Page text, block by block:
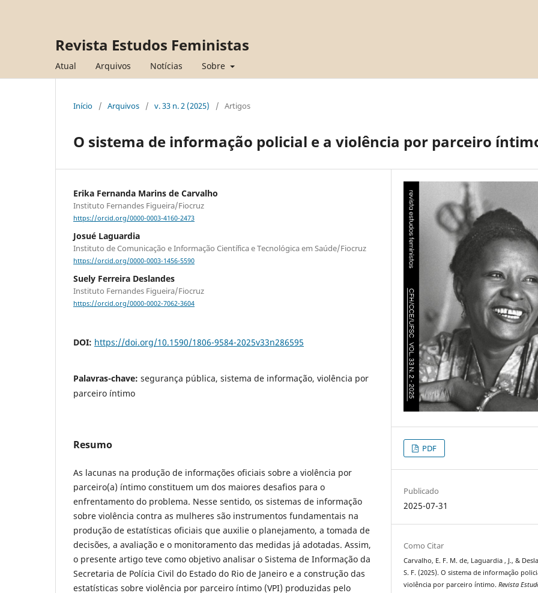
Revista Estudos Feministas
Atual Arquivos Notícias Sobre
Início / Arquivos / v. 33 n. 2 (2025) / Artigos
O sistema de informação policial e a violência por parceiro
Erika Fernanda Marins de Carvalho
Instituto Fernandes Figueira/Fiocruz
https://orcid.org/0000-0003-4160-2473
Josué Laguardia
Instituto de Comunicação e Informação Científica e Tecnológica em Saúde/Fiocruz
https://orcid.org/0000-0003-1456-5590
Suely Ferreira Deslandes
Instituto Fernandes Figueira/Fiocruz
https://orcid.org/0000-0002-7062-3604
DOI: https://doi.org/10.1590/1806-9584-2025v33n286595
Palavras-chave: segurança pública, sistema de informação, violência por
parceiro íntimo
Resumo
As lacunas na produção de informações oficiais sobre a violência por
parceiro(a) íntimo constituem um dos maiores desafios para o
enfrentamento do problema. Nesse sentido, os sistemas de informação
sobre violência contra as mulheres são instrumentos fundamentais na
produção de estatísticas oficiais que auxilie o planejamento, a tomada de
decisões, a avaliação e o monitoramento das medidas já adotadas. Assim,
o presente artigo teve como objetivo analisar o Sistema de Informação da
Secretaria de Polícia Civil do Estado do Rio de Janeiro e a construção das
estatísticas sobre violência por parceiro íntimo (VPI) produzidas pelo
PDF
Publicado
2025-07-31
Como Citar
Carvalho, E. F. M. de, Laguardia , J., &
S. F. (2025). O sistema de informação
violência por parceiro íntimo.Revista